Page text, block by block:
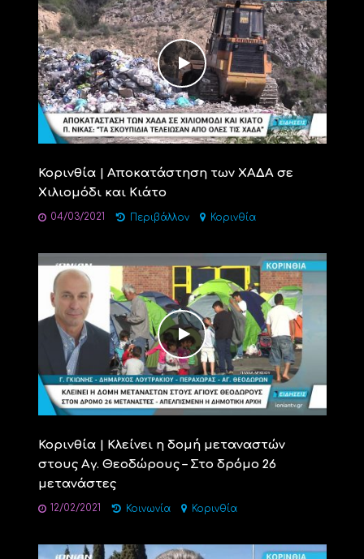
Κορινθία | Αποκατάστηση των ΧΑΔΑ σε
Χιλιομόδι και Κιάτο
04/03/2021 Περιβάλλον Κορινθία
Κορινθία | Κλείνει η δομή μεταναστών
στους Αγ. Θεοδώρους – Στο δρόμο 26
μετανάστες
12/02/2021 Κοινωνία Κορινθία